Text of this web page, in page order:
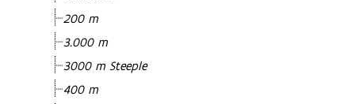
200 m
3.000 m
3000 m Steeple
400 m